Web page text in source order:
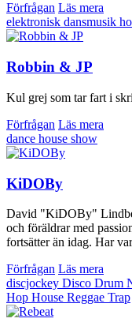
Förfrågan Läs mera
elektronisk dansmusik
Robbin & JP
Kul grej som tar fart i
Förfrågan Läs mera
dance house show
KiDOBy
David "KiDOBy"
och föräldrar med
fortsätter än idag. Har
Förfrågan Läs mera
discjockey Disco Drum
Hop House Reggae Trap